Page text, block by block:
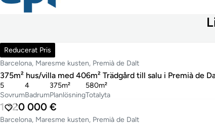
Reducerat Pris
1 195 000 €
Barcelona, Maresme kusten, Premià de Dalt
375m² hus/villa med 406m² Trädgård till salu i Premià de
Sovrum
5
Badrum
4
Planlösning
375m²
Totalyta
580m²
1 320 000 €
Barcelona, Maresme kusten, Premià de Dalt